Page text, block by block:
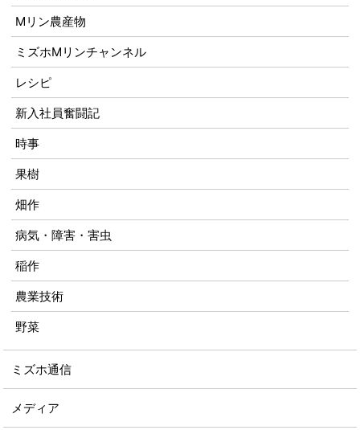
Mリン農産物
ミズホMリンチャンネル
レシピ
新入社員奮闘記
時事
果樹
畑作
病気・障害・害虫
稲作
農業技術
野菜
ミズホ通信
メディア